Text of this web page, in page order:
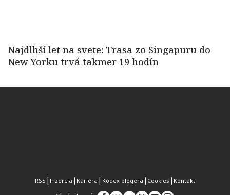
RSS Inzercia Kariéra Kódex blogera Cookies Kontakt